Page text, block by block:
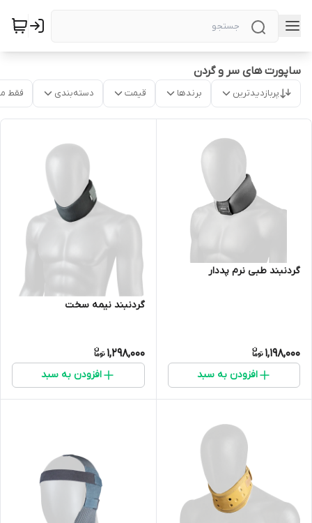
ساپورت های سر و گردن
پربازدیدترین برندها قیمت دسته‌بندی فقط
گردنبند طبی نرم پددار
1,198,000
افزودن به سبد
گردنبند نیمه سخت
1,298,000
افزودن به سبد